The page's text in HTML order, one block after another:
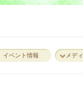
イベント情報 メデ